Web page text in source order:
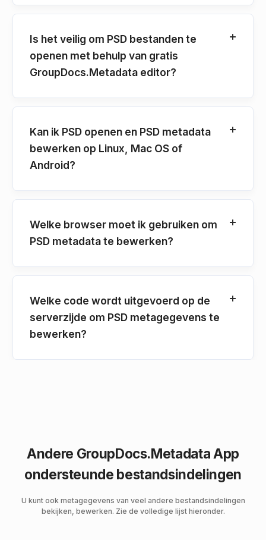
Is het veilig om PSD bestanden te
openen met behulp van gratis
GroupDocs.Metadata editor?
Kan ik PSD openen en PSD metadata
bewerken op Linux, Mac OS of
Android?
Welke browser moet ik gebruiken om
PSD metadata te bewerken?
Welke code wordt uitgevoerd op de
serverzijde om PSD metagegevens te
bewerken?
Andere GroupDocs.Metadata App
ondersteunde bestandsindelingen
U kunt ook metagegevens van veel andere bestandsindelingen
bekijken, bewerken. Zie de volledige lijst hieronder.